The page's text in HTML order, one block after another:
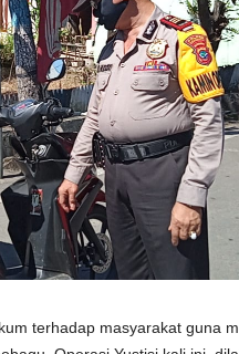
terhadap masyarakat guna